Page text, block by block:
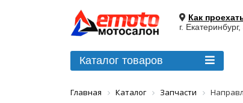
Как
г.
Каталог товаров
Главная Каталог Запчасти